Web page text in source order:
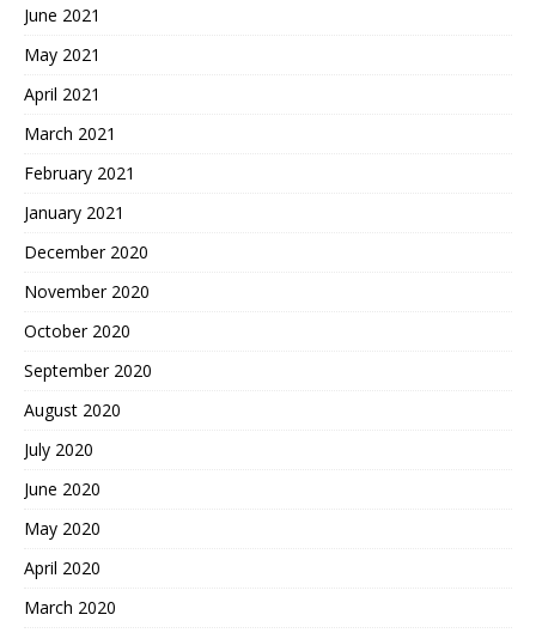
June 2021
May 2021
April 2021
March 2021
February 2021
January 2021
December 2020
November 2020
October 2020
September 2020
August 2020
July 2020
June 2020
May 2020
April 2020
March 2020